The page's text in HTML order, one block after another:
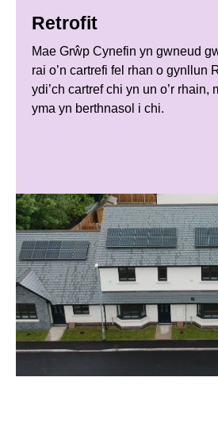
Retrofit
Mae Grŵp Cynefin yn gwneud
rai o’n cartrefi fel rhan o gynllun
ydi’ch cartref chi yn un o’r rhain,
yma yn berthnasol i chi.